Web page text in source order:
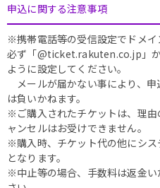
申込に関する注意事項
※携帯電話等の受信設定でドメイ
必ず「@ticket.rakuten.co.jp」
ように設定してください。
メールが届かない事により、
は負いかねます。
※ご購入されたチケットは、理
ャンセルはお受けできません。
※購入時、チケット代の他にシ
となります。
※中止等の場合、手数料は返金